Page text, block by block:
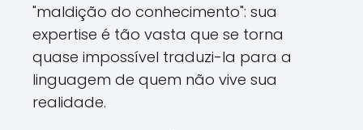
"maldição do conhecimento": sua
expertise é tão vasta que se torna
quase impossível traduzi-la para a
linguagem de quem não vive sua
realidade.